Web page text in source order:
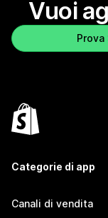
Vuoi
Categorie di app
Canali di vendita